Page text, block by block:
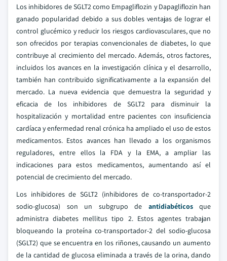
Los inhibidores de SGLT2 como Empagliflozin y Dapagliflozin han
ganado popularidad debido a sus dobles ventajas de lograr el
control glucémico y reducir los riesgos cardiovasculares, que no
son ofrecidos por terapias convencionales de diabetes, lo que
contribuye al crecimiento del mercado. Además, otros factores,
incluidos los avances en la investigación clínica y el desarrollo,
también han contribuido significativamente a la expansión del
mercado. La nueva evidencia que demuestra la seguridad y
eficacia de los inhibidores de SGLT2 para disminuir la
hospitalización y mortalidad entre pacientes con insuficiencia
cardíaca y enfermedad renal crónica ha ampliado el uso de estos
medicamentos. Estos avances han llevado a los organismos
reguladores, entre ellos la FDA y la EMA, a ampliar las
indicaciones para estos medicamentos, aumentando así el
potencial de crecimiento del mercado.
Los inhibidores de SGLT2 (inhibidores de co-transportador-2
sodio-glucosa) son un subgrupo de antidiabéticosque
administra diabetes mellitus tipo 2. Estos agentes trabajan
bloqueando la proteína co-transportador-2 del sodio-glucosa
(SGLT2) que se encuentra en los riñones, causando un aumento
de la cantidad de glucosa eliminada a través de la orina, dando